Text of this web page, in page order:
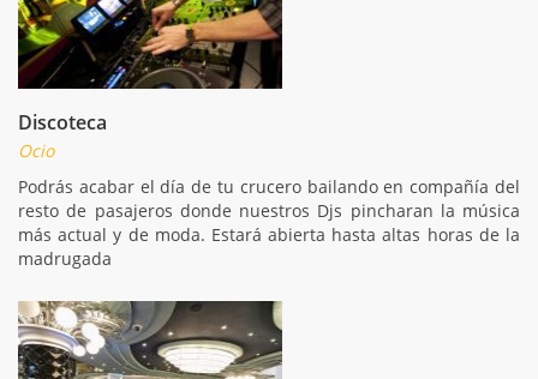
Discoteca
Ocio
Podrás acabar el día de tu crucero bailando en compañía del
resto de pasajeros donde nuestros Djs pincharan la música
más actual y de moda. Estará abierta hasta altas horas de la
madrugada